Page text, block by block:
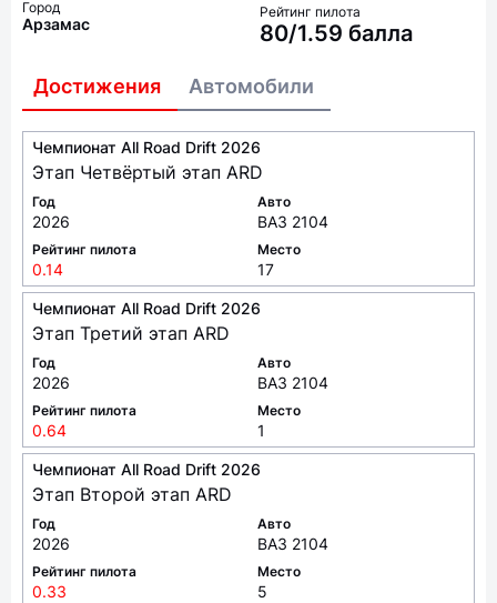
Город
Арзамас
Рейтинг пилота
80/1.59 балла
Достижения Автомобили
Чемпионат All Road Drift 2026
Этап Четвёртый этап ARD
Год
2026
Авто
ВАЗ 2104
Рейтинг пилота
0.14
Место
17
Чемпионат All Road Drift 2026
Этап Третий этап ARD
Год
2026
Авто
ВАЗ 2104
Рейтинг пилота
0.64
Место
1
Чемпионат All Road Drift 2026
Этап Второй этап ARD
Год
2026
Авто
ВАЗ 2104
Рейтинг пилота
0.33
Место
5